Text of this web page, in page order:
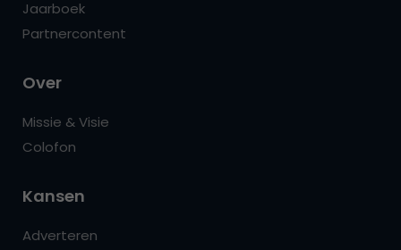
Jaarboek
Partnercontent
Over
Missie & Visie
Colofon
Kansen
Adverteren